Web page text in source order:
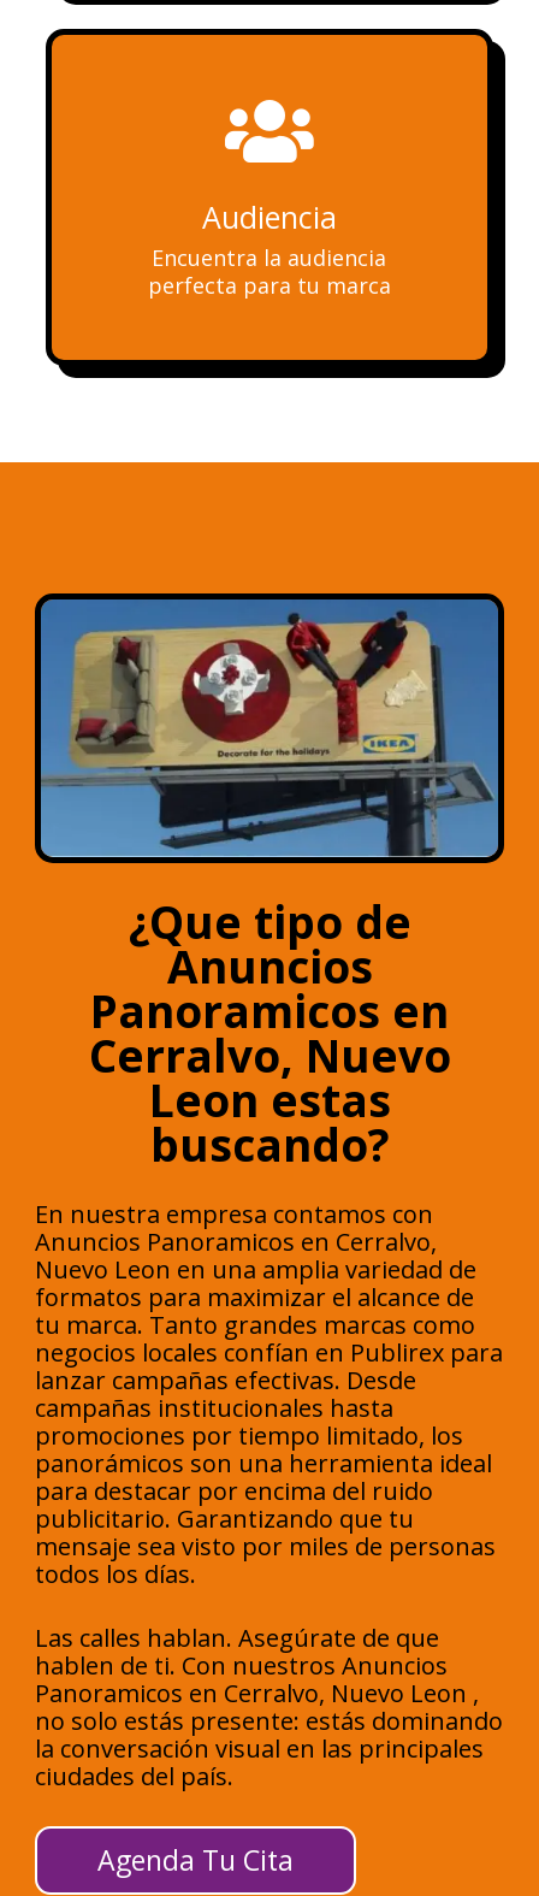

Audiencia
Encuentra la audiencia
perfecta para tu marca
¿Que tipo de
Anuncios
Panoramicos en
Cerralvo, Nuevo
Leon estas
buscando?
En nuestra empresa contamos con
Anuncios Panoramicos en Cerralvo,
Nuevo Leon en una amplia variedad de
formatos para maximizar el alcance de
tu marca. Tanto grandes marcas como
negocios locales confían en Publirex para
lanzar campañas efectivas. Desde
campañas institucionales hasta
promociones por tiempo limitado, los
panorámicos son una herramienta ideal
para destacar por encima del ruido
publicitario. Garantizando que tu
mensaje sea visto por miles de personas
todos los días.
Las calles hablan. Asegúrate de que
hablen de ti. Con nuestros Anuncios
Panoramicos en Cerralvo, Nuevo Leon ,
no solo estás presente: estás dominando
la conversación visual en las principales
ciudades del país.
Agenda Tu Cita